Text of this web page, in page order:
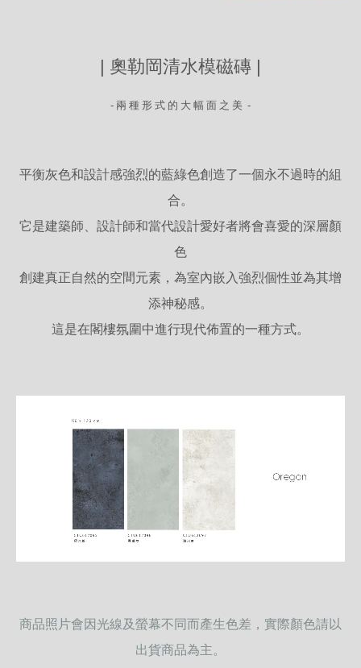
| 奧勒岡清水模磁磚 |
- 兩 種 形 式 的 大 幅 面 之 美 -
平衡灰色和設計感強烈的藍綠色創造了一個永不過時的組
合。
它是建築師、設計師和當代設計愛好者將會喜愛的深層顏
色
創建真正自然的空間元素，為室內嵌入強烈個性並為其增
添神秘感。
這是在閣樓氛圍中進行現代佈置的一種方式。
商品照片會因光線及螢幕不同而產生色差，實際顏色請以
出貨商品為主。